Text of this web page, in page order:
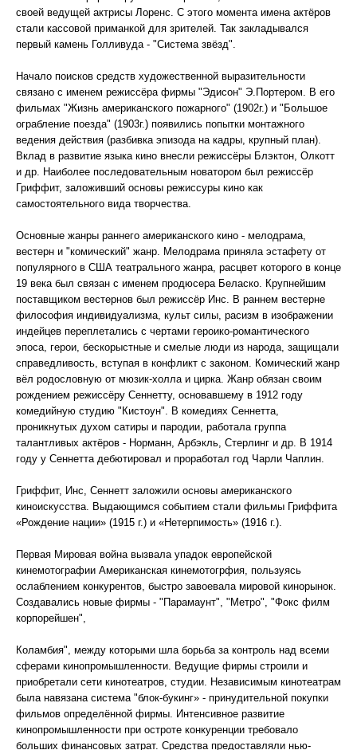
своей ведущей актрисы Лоренс. С этого момента имена актёров
стали кассовой приманкой для зрителей. Так закладывался
первый камень Голливуда - "Система звёзд".
Начало поисков средств художественной выразительности
связано с именем режиссёра фирмы "Эдисон" Э.Портером. В его
фильмах "Жизнь американского пожарного" (1902г.) и "Большое
ограбление поезда" (1903г.) появились попытки монтажного
ведения действия (разбивка эпизода на кадры, крупный план).
Вклад в развитие языка кино внесли режиссёры Блэктон, Олкотт
и др. Наиболее последовательным новатором был режиссёр
Гриффит, заложивший основы режиссуры кино как
самостоятельного вида творчества.
Основные жанры раннего американского кино - мелодрама,
вестерн и "комический" жанр. Мелодрама приняла эстафету от
популярного в США театрального жанра, расцвет которого в конце
19 века был связан с именем продюсера Беласко. Крупнейшим
поставщиком вестернов был режиссёр Инс. В раннем вестерне
философия индивидуализма, культ силы, расизм в изображении
индейцев переплетались с чертами героико-романтического
эпоса, герои, бескорыстные и смелые люди из народа, защищали
справедливость, вступая в конфликт с законом. Комический жанр
вёл родословную от мюзик-холла и цирка. Жанр обязан своим
рождением режиссёру Сеннетту, основавшему в 1912 году
комедийную студию "Кистоун". В комедиях Сеннетта,
проникнутых духом сатиры и пародии, работала группа
талантливых актёров - Норманн, Арбэкль, Стерлинг и др. В 1914
году у Сеннетта дебютировал и проработал год Чарли Чаплин.
Гриффит, Инс, Сеннетт заложили основы американского
киноискусства. Выдающимся событием стали фильмы Гриффита
«Рождение нации» (1915 г.) и «Нетерпимость» (1916 г.).
Первая Мировая война вызвала упадок европейской
кинемотографии Американская кинемотогрфия, пользуясь
ослаблением конкурентов, быстро завоевала мировой кинорынок.
Создавались новые фирмы - "Парамаунт", "Метро", "Фокс филм
корпорейшен",
Коламбия", между которыми шла борьба за контроль над всеми
сферами кинопромышленности. Ведущие фирмы строили и
приобретали сети кинотеатров, студии. Независимым кинотеатрам
была навязана система "блок-букинг» - принудительной покупки
фильмов определённой фирмы. Интенсивное развитие
кинопромышленности при остроте конкуренции требовало
больших финансовых затрат. Средства предоставляли нью-